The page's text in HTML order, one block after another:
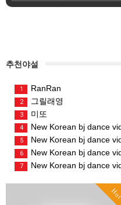
추천야설
1 RanRan
2 그릴래영
3 미또
4 New Korean bj dance
5 New Korean bj dance
6 New Korean bj dance
7 New Korean bj dance
Hot